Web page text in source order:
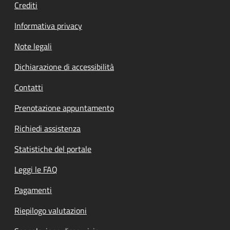
Crediti
Informativa privacy
Note legali
Dichiarazione di accessibilità
Contatti
Prenotazione appuntamento
Richiedi assistenza
Statistiche del portale
Leggi le FAQ
Pagamenti
Riepilogo valutazioni